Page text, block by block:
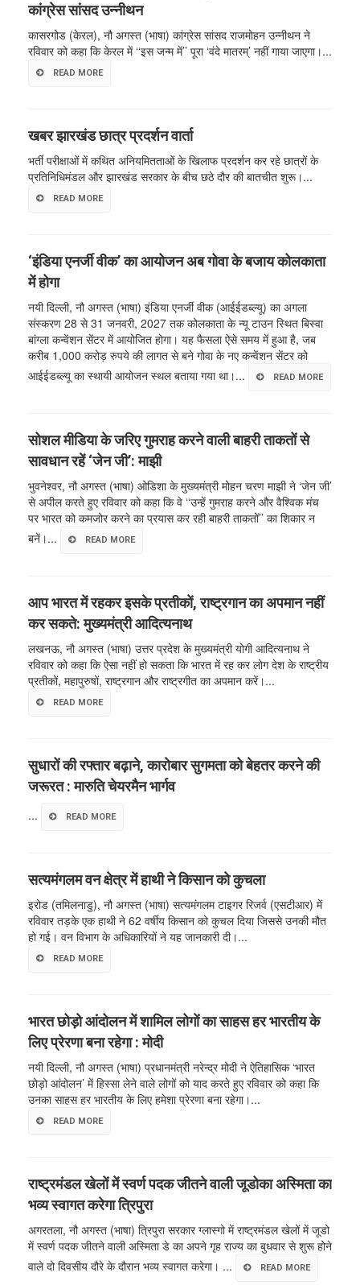
कांग्रेस सांसद उन्नीथन
कासरगोड (केरल), नौ अगस्त (भाषा) कांग्रेस सांसद राजमोहन उन्नीथन ने
रविवार को कहा कि केरल में ‘‘इस जन्म में’’ पूरा ‘वंदे मातरम्’ नहीं गाया जाएगा।...
READ MORE
खबर झारखंड छात्र प्रदर्शन वार्ता
भर्ती परीक्षाओं में कथित अनियमितताओं के खिलाफ प्रदर्शन कर रहे छात्रों के
प्रतिनिधिमंडल और झारखंड सरकार के बीच छठे दौर की बातचीत शुरू।...
READ MORE
‘इंडिया एनर्जी वीक’ का आयोजन अब गोवा के बजाय कोलकाता
में होगा
नयी दिल्ली, नौ अगस्त (भाषा) इंडिया एनर्जी वीक (आईईडब्ल्यू) का अगला
संस्करण 28 से 31 जनवरी, 2027 तक कोलकाता के न्यू टाउन स्थित बिस्वा
बांग्ला कन्वेंशन सेंटर में आयोजित होगा। यह फैसला ऐसे समय में हुआ है, जब
करीब 1,000 करोड़ रुपये की लागत से बने गोवा के नए कन्वेंशन सेंटर को
आईईडब्ल्यू का स्थायी आयोजन स्थल बताया गया था।...
READ MORE
सोशल मीडिया के जरिए गुमराह करने वाली बाहरी ताकतों से
सावधान रहें ‘जेन जी’: माझी
भुवनेश्वर, नौ अगस्त (भाषा) ओडिशा के मुख्यमंत्री मोहन चरण माझी ने ‘जेन जी’
से अपील करते हुए रविवार को कहा कि वे ‘‘उन्हें गुमराह करने और वैश्विक मंच
पर भारत को कमजोर करने का प्रयास कर रही बाहरी ताकतों’’ का शिकार न
बनें।...
READ MORE
आप भारत में रहकर इसके प्रतीकों, राष्ट्रगान का अपमान नहीं
कर सकते: मुख्यमंत्री आदित्यनाथ
लखनऊ, नौ अगस्त (भाषा) उत्तर प्रदेश के मुख्यमंत्री योगी आदित्यनाथ ने
रविवार को कहा कि ऐसा नहीं हो सकता कि भारत में रह कर लोग देश के राष्ट्रीय
प्रतीकों, महापुरुषों, राष्ट्रगान और राष्ट्रगीत का अपमान करें।...
READ MORE
सुधारों की रफ्तार बढ़ाने, कारोबार सुगमता को बेहतर करने की
जरूरत : मारुति चेयरमैन भार्गव
... READ MORE
सत्यमंगलम वन क्षेत्र में हाथी ने किसान को कुचला
इरोड (तमिलनाडु), नौ अगस्त (भाषा) सत्यमंगलम टाइगर रिजर्व (एसटीआर) में
रविवार तड़के एक हाथी ने 62 वर्षीय किसान को कुचल दिया जिससे उनकी मौत
हो गई। वन विभाग के अधिकारियों ने यह जानकारी दी।...
READ MORE
भारत छोड़ो आंदोलन में शामिल लोगों का साहस हर भारतीय के
लिए प्रेरणा बना रहेगा : मोदी
नयी दिल्ली, नौ अगस्त (भाषा) प्रधानमंत्री नरेन्द्र मोदी ने ऐतिहासिक ‘भारत
छोड़ो आंदोलन’ में हिस्सा लेने वाले लोगों को याद करते हुए रविवार को कहा कि
उनका साहस हर भारतीय के लिए हमेशा प्रेरणा बना रहेगा।...
READ MORE
राष्ट्रमंडल खेलों में स्वर्ण पदक जीतने वाली जूडोका अस्मिता का
भव्य स्वागत करेगा त्रिपुरा
अगरतला, नौ अगस्त (भाषा) त्रिपुरा सरकार ग्लास्गो में राष्ट्रमंडल खेलों में जूडो
में स्वर्ण पदक जीतने वाली अस्मिता डे का अपने गृह राज्य का बुधवार से शुरू होने
वाले दो दिवसीय दौरे के दौरान भव्य स्वागत करेगा। ...
READ MORE